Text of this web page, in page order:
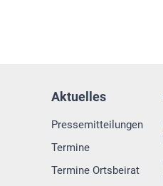
Aktuelles
Pressemitteilungen
Termine
Termine Ortsbeirat